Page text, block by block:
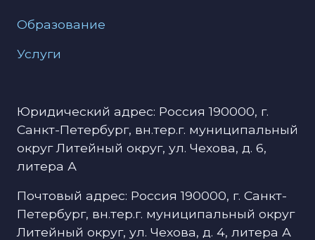
Образование
Услуги
Юридический адрес: Россия 190000, г.
Санкт-Петербург, вн.тер.г. муниципальный
округ Литейный округ, ул. Чехова, д. 6,
литера А
Почтовый адрес: Россия 190000, г. Санкт-
Петербург, вн.тер.г. муниципальный округ
Литейный округ, ул. Чехова, д. 4, литера А